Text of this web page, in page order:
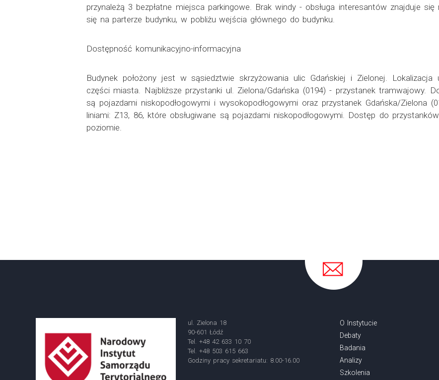
przynależą 3 bezpłatne miejsca parkingowe. Brak windy - obsługa interesantów znajduje
się na parterze budynku, w pobliżu wejścia głównego do budynku.
Dostępność komunikacyjno-informacyjna
Budynek położony jest w sąsiedztwie skrzyżowania ulic Gdańskiej i Zielonej.
części miasta. Najbliższe przystanki ul. Zielona/Gdańska (0194) - przystanek tramwajowy.
są pojazdami niskopodłogowymi i wysokopodłogowymi oraz przystanek Gdańska/Zielona
liniami: Z13, 86, które obsługiwane są pojazdami niskopodłogowymi. Dostęp do
poziomie.
ul. Zielona 18
90-601 Łódź
Tel. +48 42 633 10 70
Tel. +48 503 615 663
Godziny pracy sekretariatu: 8.00-16.00
O Instytucie
Debaty
Badania
Analizy
Szkolenia